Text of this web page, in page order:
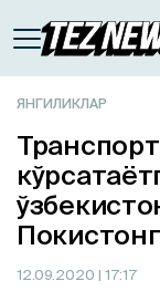
ЯНГИЛИКЛАР
12.09.2020 | 17:17